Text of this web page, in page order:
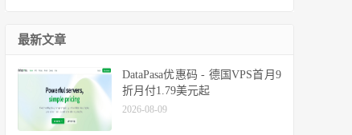
最新文章
DataPasa优惠码 - 德国VPS首月9
折月付1.79美元起
2026-08-09